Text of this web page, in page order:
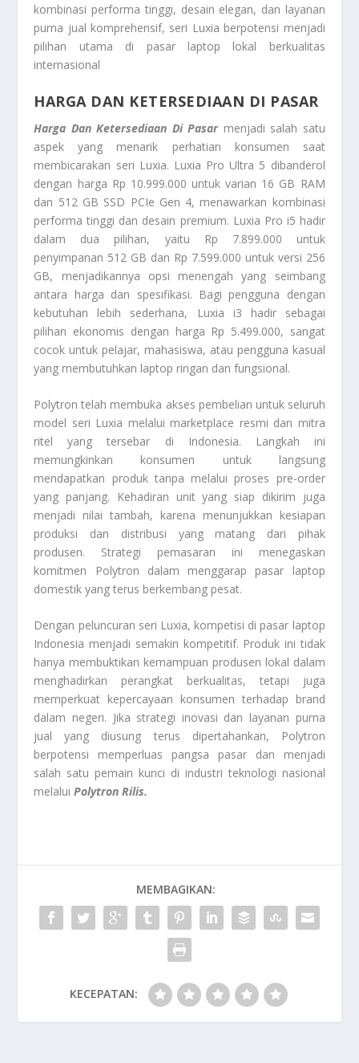
kombinasi performa tinggi, desain elegan, dan layanan
purna jual komprehensif, seri Luxia berpotensi menjadi
pilihan utama di pasar laptop lokal berkualitas
internasional
HARGA DAN KETERSEDIAAN DI PASAR
Harga Dan Ketersediaan Di Pasarmenjadi salah satu
aspek yang menarik perhatian konsumen saat
membicarakan seri Luxia. Luxia Pro Ultra 5 dibanderol
dengan harga Rp 10.999.000 untuk varian 16 GB RAM
dan 512 GB SSD PCIe Gen 4, menawarkan kombinasi
performa tinggi dan desain premium. Luxia Pro i5 hadir
dalam dua pilihan, yaitu Rp 7.899.000 untuk
penyimpanan 512 GB dan Rp 7.599.000 untuk versi 256
GB, menjadikannya opsi menengah yang seimbang
antara harga dan spesifikasi. Bagi pengguna dengan
kebutuhan lebih sederhana, Luxia i3 hadir sebagai
pilihan ekonomis dengan harga Rp 5.499.000, sangat
cocok untuk pelajar, mahasiswa, atau pengguna kasual
yang membutuhkan laptop ringan dan fungsional.
Polytron telah membuka akses pembelian untuk seluruh
model seri Luxia melalui marketplace resmi dan mitra
ritel yang tersebar di Indonesia. Langkah ini
memungkinkan konsumen untuk langsung
mendapatkan produk tanpa melalui proses pre-order
yang panjang. Kehadiran unit yang siap dikirim juga
menjadi nilai tambah, karena menunjukkan kesiapan
produksi dan distribusi yang matang dari pihak
produsen. Strategi pemasaran ini menegaskan
komitmen Polytron dalam menggarap pasar laptop
domestik yang terus berkembang pesat.
Dengan peluncuran seri Luxia, kompetisi di pasar laptop
Indonesia menjadi semakin kompetitif. Produk ini tidak
hanya membuktikan kemampuan produsen lokal dalam
menghadirkan perangkat berkualitas, tetapi juga
memperkuat kepercayaan konsumen terhadap brand
dalam negeri. Jika strategi inovasi dan layanan purna
jual yang diusung terus dipertahankan, Polytron
berpotensi memperluas pangsa pasar dan menjadi
salah satu pemain kunci di industri teknologi nasional
melaluiPolytron Rilis.
MEMBAGIKAN:
KECEPATAN: